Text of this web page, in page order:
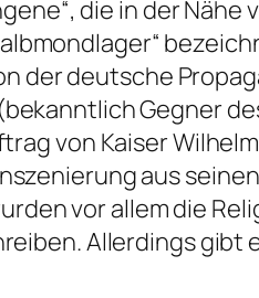
, die in der Nähe
der deutsche
Gegner
von Kaiser
aus
vor allem die
Allerdings gibt